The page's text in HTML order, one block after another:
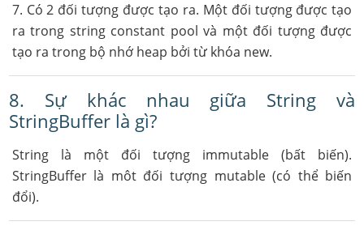
7. Có 2 đối tượng được tạo ra. Một đối tượng được tạo
ra trong string constant pool và một đối tượng được
tạo ra trong bộ nhớ heap bởi từ khóa new.
8. Sự khác nhau giữa String và
StringBuffer là gì?
String là một đối tượng immutable (bất biến).
StringBuffer là môt đối tượng mutable (có thể biến
đổi).